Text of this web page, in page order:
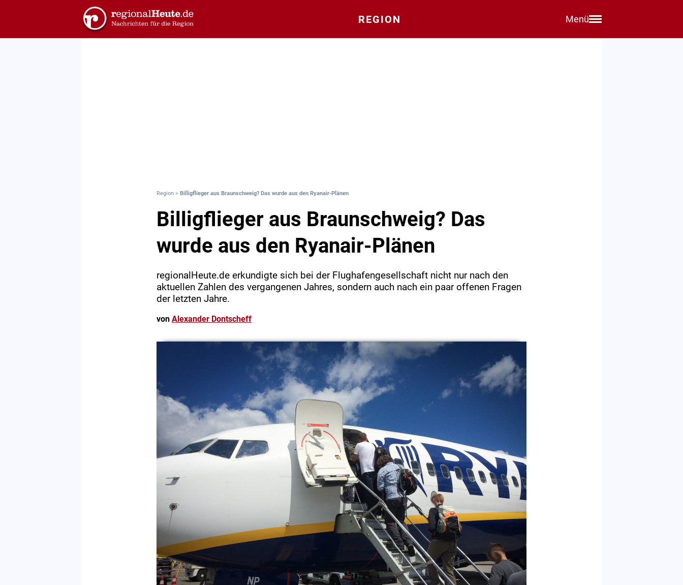
REGION Menü
Region > Billigflieger aus Braunschweig? Das wurde aus den Ryanair-Plänen
Billigflieger aus Braunschweig? Das
wurde aus den Ryanair-Plänen
regionalHeute.de erkundigte sich bei der Flughafengesellschaft nicht nur nach den
aktuellen Zahlen des vergangenen Jahres, sondern auch nach ein paar offenen Fragen
der letzten Jahre.
von Alexander Dontscheff